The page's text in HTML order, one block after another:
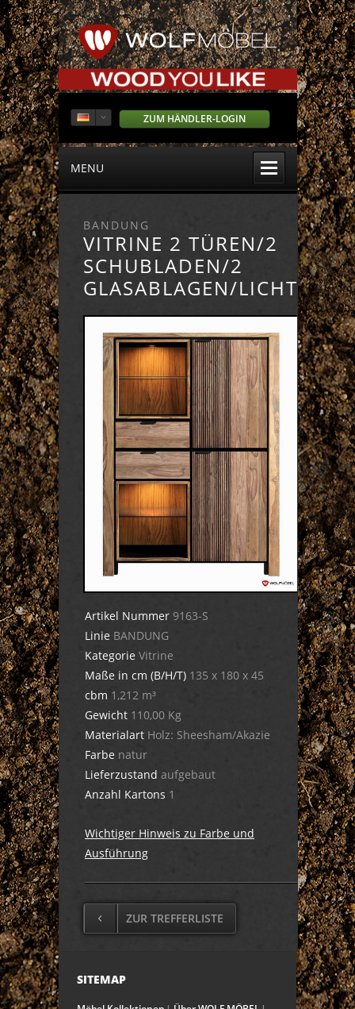
ZUM HÄNDLER-LOGIN
MENU
BANDUNG
VITRINE 2 TÜREN/2
SCHUBLADEN/2
GLASABLAGEN/LICHT
Artikel Nummer 9163-S
Linie BANDUNG
Kategorie Vitrine
Maße in cm (B/H/T) 135 x 180 x 45
cbm 1,212 m³
Gewicht 110,00 Kg
Materialart Holz: Sheesham/Akazie
Farbe natur
Lieferzustand aufgebaut
Anzahl Kartons 1
Wichtiger Hinweis zu Farbe und
Ausführung
ZUR TREFFERLISTE
SITEMAP